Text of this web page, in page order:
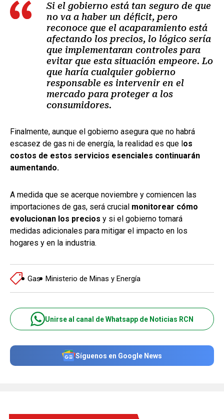
Si el gobierno está tan seguro de que
no va a haber un déficit, pero
reconoce que el acaparamiento está
afectando los precios, lo lógico sería
que implementaran controles para
evitar que esta situación empeore. Lo
que haría cualquier gobierno
responsable es intervenir en el
mercado para proteger a los
consumidores.
Finalmente, aunque el gobierno asegura que no habrá
escasez de gas ni de energía, la realidad es que l os
costos de estos servicios esenciales continuarán
aumentando.
A medida que se acerque noviembre y comiencen las
importaciones de gas, será crucial monitorear cómo
evolucionan los precios y si el gobierno tomará
medidas adicionales para mitigar el impacto en los
hogares y en la industria.
Gas Ministerio de Minas y Energía
Unirse al canal de Whatsapp de Noticias RCN
Síguenos en Google News